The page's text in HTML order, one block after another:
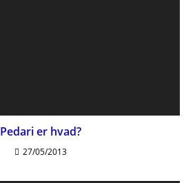
Pedari er hvad?
27/05/2013